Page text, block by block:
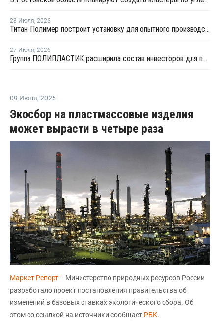
28 Июля, 2026
Титан-Полимер построит установку для опытного производства ПБТ
27 Июля, 2026
Группа ПОЛИПЛАСТИК расширила состав инвесторов для привлечения капитала
09 Июня, 2025
Экосбор на пластмассовые изделия
может вырасти в четыре раза
Маркет Репорт-- Министерство природных ресурсов России
разработало проект постановления правительства об
изменений в базовых ставках экологического сбора. Об
этом со ссылкой на источники сообщает РБК.